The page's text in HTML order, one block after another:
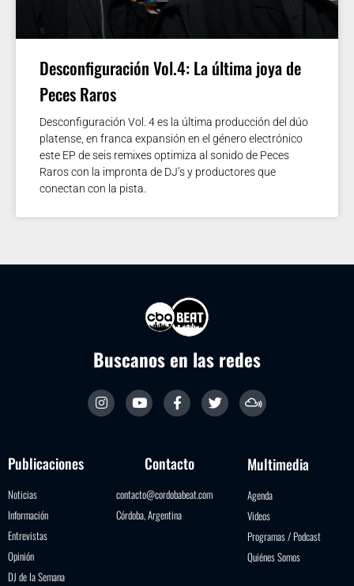
Desconfiguración Vol.4: La última joya de
Peces Raros
Desconfiguración Vol. 4 es la última producción del dúo
platense, en franca expansión en el género electrónico
este EP de seis remixes optimiza al sonido de Peces
Raros con la impronta de DJ’s y productores que
conectan con la pista.
Buscanos en las redes
Publicaciones
Noticias
Información
Entrevistas
Opinión
DJ de la Semana
Contacto
contacto@cordobabeat.com
Córdoba, Argentina
Multimedia
Agenda
Videos
Programas / Podcast
Quiénes Somos